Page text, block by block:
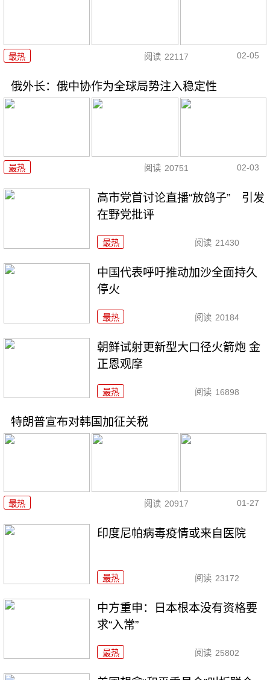
最热 阅读 22117 02-05
俄外长：俄中协作为全球局势注入稳定性
最热 阅读 20751 02-03
高市党首讨论直播“放鸽子” 引发
在野党批评
最热 阅读 21430
中国代表呼吁推动加沙全面持久
停火
最热 阅读 20184
朝鲜试射更新型大口径火箭炮 金
正恩观摩
最热 阅读 16898
特朗普宣布对韩国加征关税
最热 阅读 20917 01-27
印度尼帕病毒疫情或来自医院
最热 阅读 23172
中方重申：日本根本没有资格要
求“入常”
最热 阅读 25802